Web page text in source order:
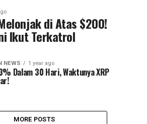
di Atas $200!
Ikut Terkatrol
NEWS 1 year ago
Dalam 30 Hari, Waktunya XRP
MORE POSTS